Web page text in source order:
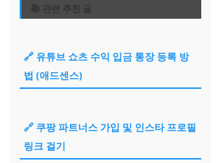
📚 관련 추천 글
🔗 유튜브 쇼츠 수익 입금 통장 등록 방
법 (애드센스)
🔗 쿠팡 파트너스 가입 및 인스타 프로필
링크 걸기